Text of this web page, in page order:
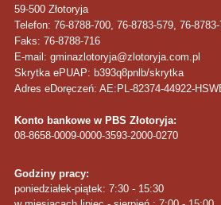
59-500 Złotoryja
Telefon: 76-8788-700, 76-8783-579, 76-8783-
Faks: 76-8788-716
E-mail: gminazlotoryja@zlotoryja.com.pl
Skrytka ePUAP: b393q8pnlb/skrytka
Adres eDoręczeń: AE:PL-82374-44922-
Konto bankowe w PBS Złotoryja:
08-8658-0009-0000-3593-2000-0270
Godziny pracy:
poniedziałek-piątek: 7:30 - 15:30